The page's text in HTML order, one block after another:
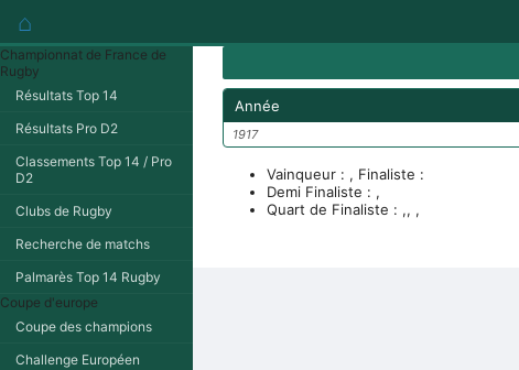
⌂
Championnat de France de
Rugby
Résultats Top 14
Résultats Pro D2
Classements Top 14 / Pro
D2
Clubs de Rugby
Recherche de matchs
Palmarès Top 14 Rugby
Coupe d'europe
Coupe des champions
Challenge Européen
Année
1917
Vainqueur : , Finaliste :
Demi Finaliste : ,
Quart de Finaliste : ,, ,